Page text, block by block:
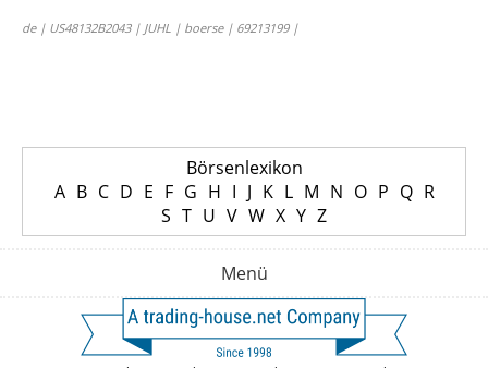
de | US48132B2043 | JUHL | boerse | 69213199 |
Börsenlexikon
A B C D E F G H I J K L M N O P Q R
S T U V W X Y Z
Menü